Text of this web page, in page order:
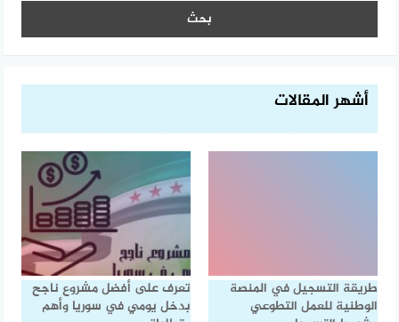
أشهر المقالات
طريقة التسجيل في المنصة
الوطنية للعمل التطوعي
تعرف على أفضل مشروع ناجح
بدخل يومي في سوريا وأهم